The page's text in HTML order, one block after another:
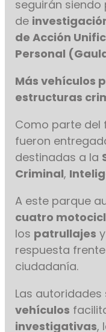
seguirán
de
de Acción
Personal
Más vehículos
estructuras
Como parte del
fueron
destinadas a la
Criminal,
A este parque
cuatro
los patrullajes
respuesta
ciudadanía.
Las
vehículos
investigativas,